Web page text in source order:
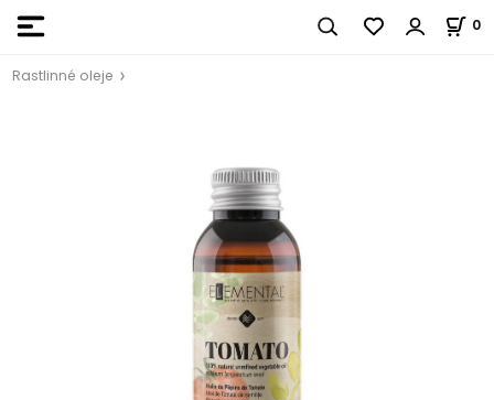
0
Rastlinné oleje